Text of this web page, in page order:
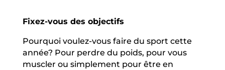
Fixez-vous des objectifs
Pourquoi voulez-vous faire du sport cette
année? Pour perdre du poids, pour vous
muscler ou simplement pour être en